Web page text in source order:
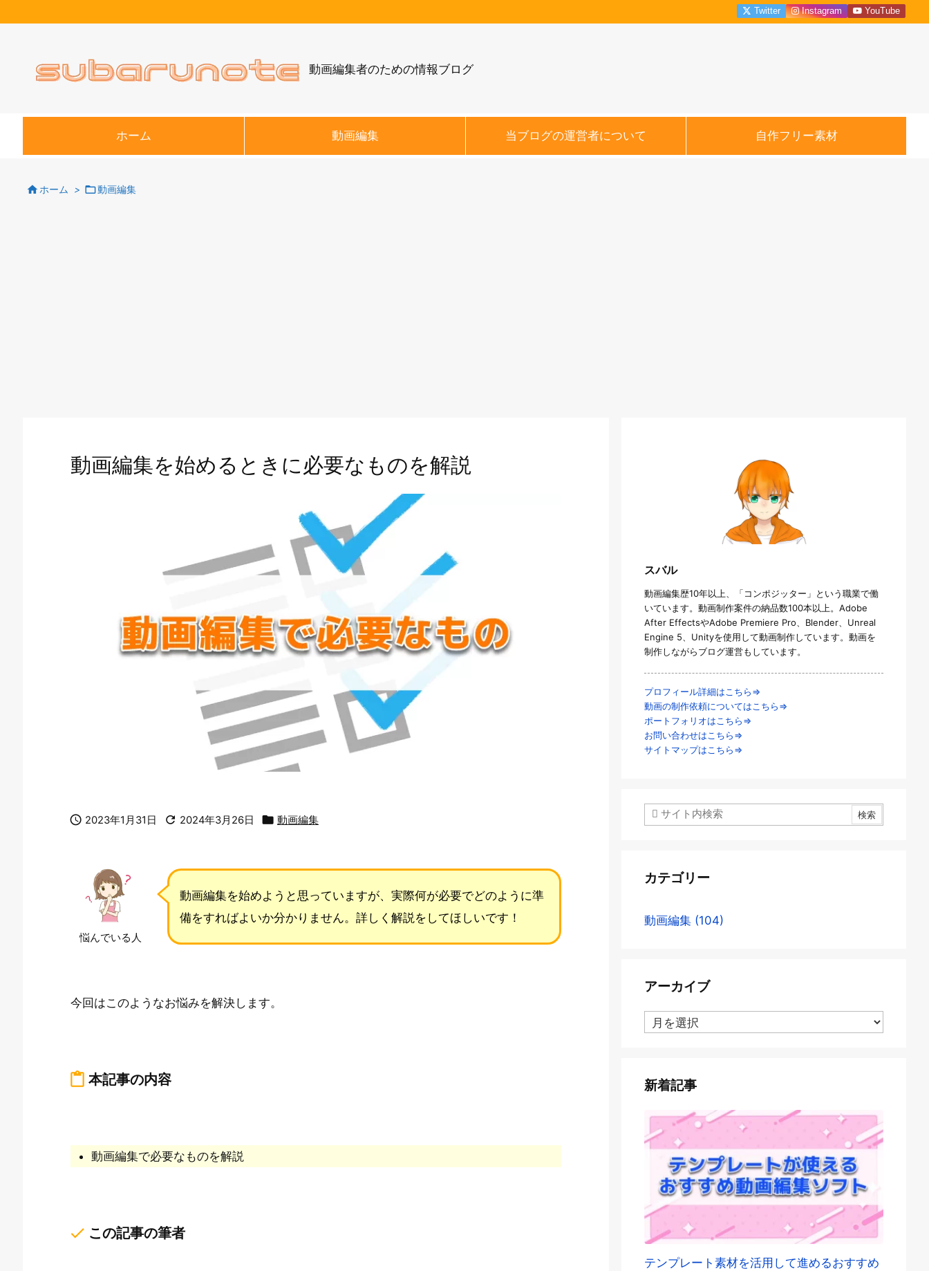
動画編集者のための情報ブログ
ホーム 動画編集 当ブログの運営者について 自作フリー素材
Twitter Instagram YouTube
 ホーム > 動画編集
動画編集を始めるときに必要なものを解説
 2023年1月31日  2024年3月26日  動画編集
悩んでいる人
動画編集を始めようと思っていますが、実際何が必要でどのように準
備をすればよいか分かりません。詳しく解説をしてほしいです！
今回はこのようなお悩みを解決します。
content_paste 本記事の内容
動画編集で必要なものを解説
done この記事の筆者
スバル
動画編集歴10年以上、「コンポジッター」という職業で働
いています。動画制作案件の納品数100本以上。Adobe
After EffectsやAdobe Premiere Pro、Blender、Unreal
Engine 5、Unityを使用して動画制作しています。動画を
制作しながらブログ運営もしています。
プロフィール詳細はこちら⇒
動画の制作依頼についてはこちら⇒
ポートフォリオはこちら⇒
お問い合わせはこちら⇒
サイトマップはこちら⇒
カテゴリー
動画編集 (104)
アーカイブ
ア
ー
ブ
新着記事
テンプレート素材を活用して進めるおすすめ